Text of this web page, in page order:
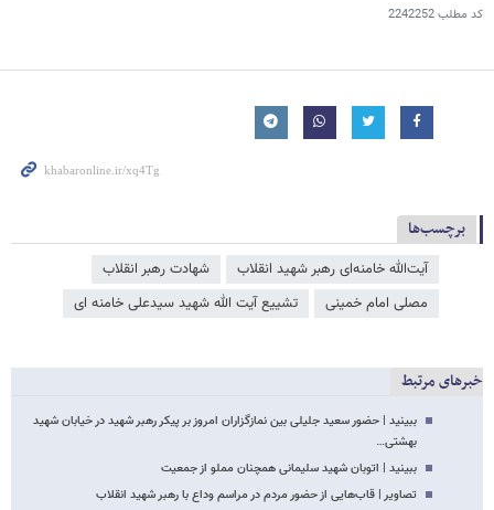
کد مطلب2242252
برچسب‌ها
آیت‌الله خامنه‌ای رهبر شهید انقلاب
شهادت رهبر انقلاب
مصلی امام خمینی
تشییع آیت الله شهید سیدعلی خامنه ای
خبرهای مرتبط
ببینید | حضور سعید جلیلی بین نمازگزاران امروز بر پیکر رهبر شهید در خیابان شهید
بهشتی…
ببینید | اتوبان شهید سلیمانی همچنان مملو از جمعیت
تصاویر | قاب‌هایی از حضور مردم در مراسم وداع با رهبر شهید انقلاب